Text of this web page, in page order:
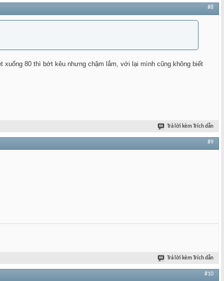
#8
xuống 80 thì bớt kêu nhưng chậm lắm, với lại mình cũng không biết
Trả lời kèm Trích dẫn
#9
Trả lời kèm Trích dẫn
#10